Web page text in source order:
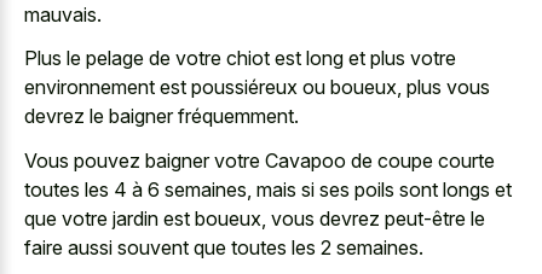
mauvais.
Plus le pelage de votre chiot est long et plus votre
environnement est poussiéreux ou boueux, plus vous
devrez le baigner fréquemment.
Vous pouvez baigner votre Cavapoo de coupe courte
toutes les 4 à 6 semaines, mais si ses poils sont longs et
que votre jardin est boueux, vous devrez peut-être le
faire aussi souvent que toutes les 2 semaines.